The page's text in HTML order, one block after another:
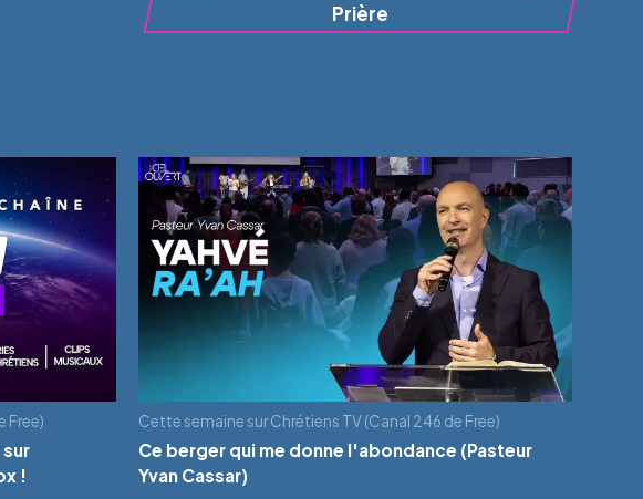
Prière
Free)
!
Cette semaine sur Chrétiens TV (Canal 246 de Free)
Ce berger qui me donne l'abondance (Pasteur
Yvan Cassar)